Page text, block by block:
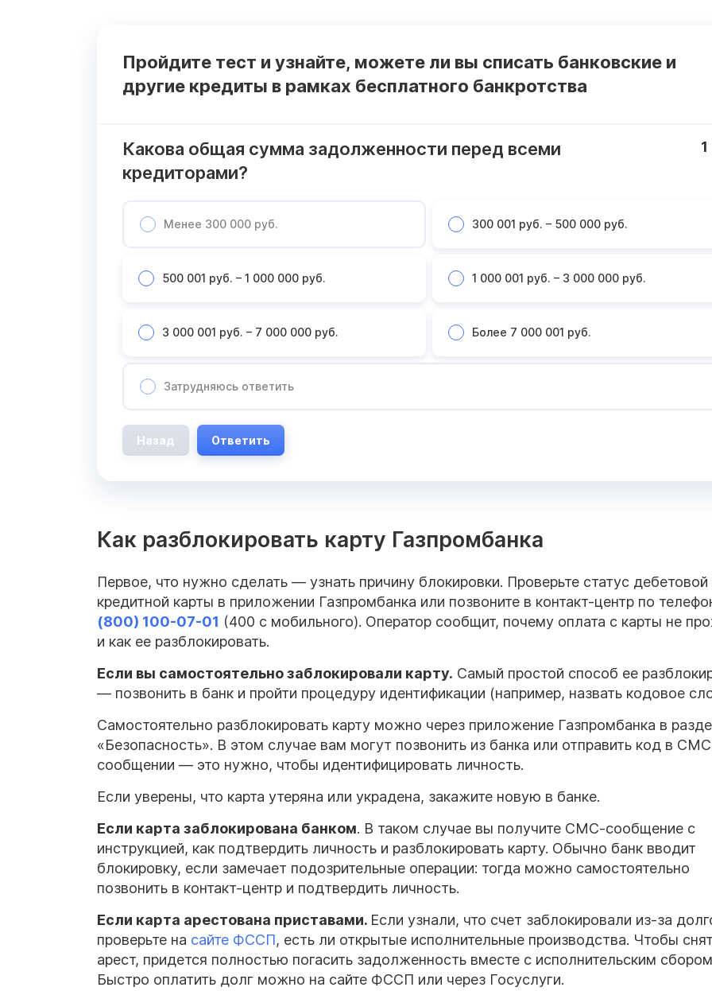
Пройдите тест и узнайте, можете ли вы списать банковские и
другие кредиты в рамках бесплатного банкротства
Какова общая сумма задолженности перед всеми
кредиторами?
Менее 300 000 руб. 300 001 руб. – 500 000 руб.
500 001 руб. – 1 000 000 руб. 1 000 001 руб. – 3 000 000 руб.
3 000 001 руб. – 7 000 000 руб. Более 7 000 001 руб.
Затрудняюсь ответить
1
Назад Ответить
Как разблокировать карту Газпромбанка
Первое, что нужно сделать — узнать причину блокировки. Проверьте статус дебетовой
кредитной карты в приложении Газпромбанка или позвоните в контакт-центр по
(800) 100-07-01 (400 с мобильного). Оператор сообщит, почему оплата с карты не
и как ее разблокировать.
Если вы самостоятельно заблокировали карту. Самый простой способ ее
— позвонить в банк и пройти процедуру идентификации (например, назвать кодовое
Самостоятельно разблокировать карту можно через приложение Газпромбанка в
«Безопасность». В этом случае вам могут позвонить из банка или отправить код в
сообщении — это нужно, чтобы идентифицировать личность.
Если уверены, что карта утеряна или украдена, закажите новую в банке.
Если карта заблокирована банком. В таком случае вы получите СМС-сообщение с
инструкцией, как подтвердить личность и разблокировать карту. Обычно банк вводит
блокировку, если замечает подозрительные операции: тогда можно самостоятельно
позвонить в контакт-центр и подтвердить личность.
Если карта арестована приставами. Если узнали, что счет заблокировали из-за
проверьте на сайте ФССП, есть ли открытые исполнительные производства. Чтобы
арест, придется полностью погасить задолженность вместе с исполнительским
Быстро оплатить долг можно на сайте ФССП или через Госуслуги.